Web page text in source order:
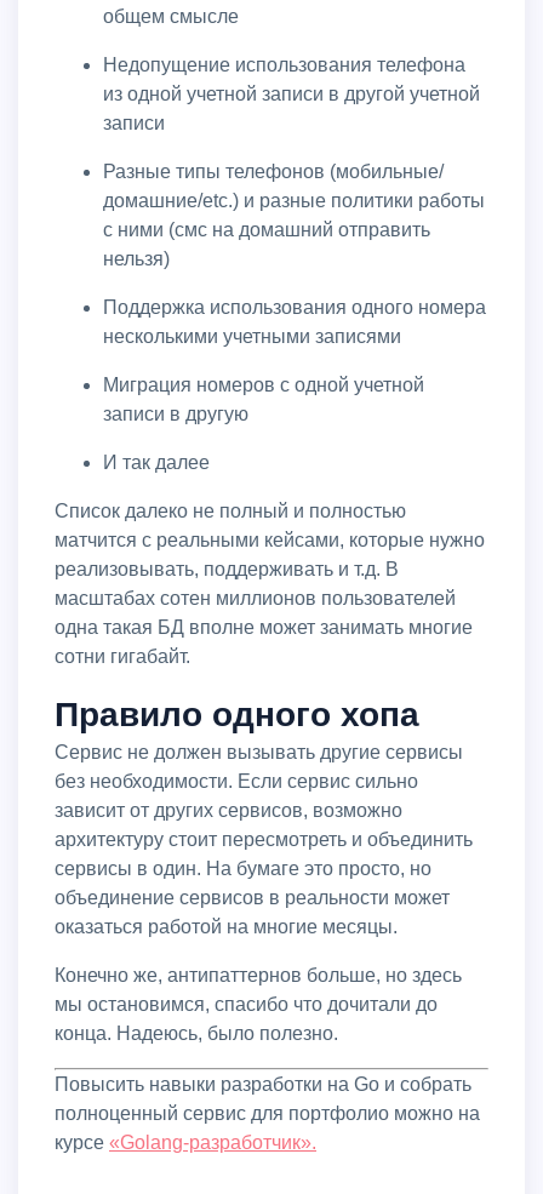
общем смысле
Недопущение использования телефона
из одной учетной записи в другой учетной
записи
Разные типы телефонов (мобильные/
домашние/etc.) и разные политики работы
с ними (смс на домашний отправить
нельзя)
Поддержка использования одного номера
несколькими учетными записями
Миграция номеров с одной учетной
записи в другую
И так далее
Список далеко не полный и полностью
матчится с реальными кейсами, которые нужно
реализовывать, поддерживать и т.д. В
масштабах сотен миллионов пользователей
одна такая БД вполне может занимать многие
сотни гигабайт.
Правило одного хопа
Сервис не должен вызывать другие сервисы
без необходимости. Если сервис сильно
зависит от других сервисов, возможно
архитектуру стоит пересмотреть и объединить
сервисы в один. На бумаге это просто, но
объединение сервисов в реальности может
оказаться работой на многие месяцы.
Конечно же, антипаттернов больше, но здесь
мы остановимся, спасибо что дочитали до
конца. Надеюсь, было полезно.
Повысить навыки разработки на Go и собрать
полноценный сервис для портфолио можно на
курсе «Golang-разработчик».